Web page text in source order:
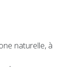
naturelle, à